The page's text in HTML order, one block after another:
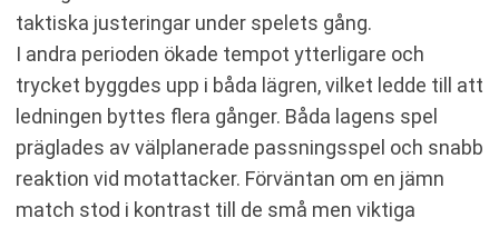
taktiska justeringar under spelets gång.
I andra perioden ökade tempot ytterligare och
trycket byggdes upp i båda lägren, vilket ledde till att
ledningen byttes flera gånger. Båda lagens spel
präglades av välplanerade passningsspel och snabb
reaktion vid motattacker. Förväntan om en jämn
match stod i kontrast till de små men viktiga